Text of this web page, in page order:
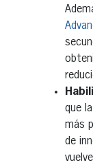
que
más
de